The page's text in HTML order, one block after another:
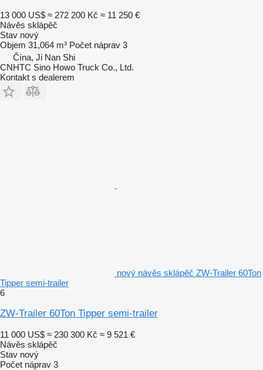
13 000 US$ ≈ 272 200 Kč ≈ 11 250 €
Návěs sklápěč
Stav nový
Objem 31,064 m³ Počet náprav 3
Čína, Ji Nan Shi
CNHTC Sino Howo Truck Co., Ltd.
Kontakt s dealerem
nový návěs sklápěč ZW-Trailer 60Ton
Tipper semi-trailer
6
ZW-Trailer 60Ton Tipper semi-trailer
11 000 US$ ≈ 230 300 Kč ≈ 9 521 €
Návěs sklápěč
Stav nový
Počet náprav 3